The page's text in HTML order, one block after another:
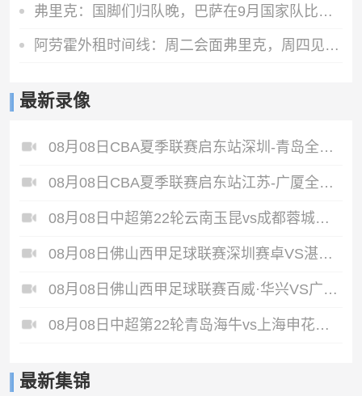
弗里克：国脚们归队晚，巴萨在9月国家队比赛日前都无法达到100%
阿劳霍外租时间线：周二会面弗里克，周四见利物浦，周五晚间敲定
最新录像
08月08日CBA夏季联赛启东站深圳-青岛全场录像
08月08日CBA夏季联赛启东站江苏-广厦全场录像
08月08日中超第22轮云南玉昆vs成都蓉城全场录像
08月08日佛山西甲足球联赛深圳赛卓VS湛江热点·粤标售电全场录像
08月08日佛山西甲足球联赛百威·华兴VS广州苏雅蔚雨堂全场录像
08月08日中超第22轮青岛海牛vs上海申花全场录像
最新集锦